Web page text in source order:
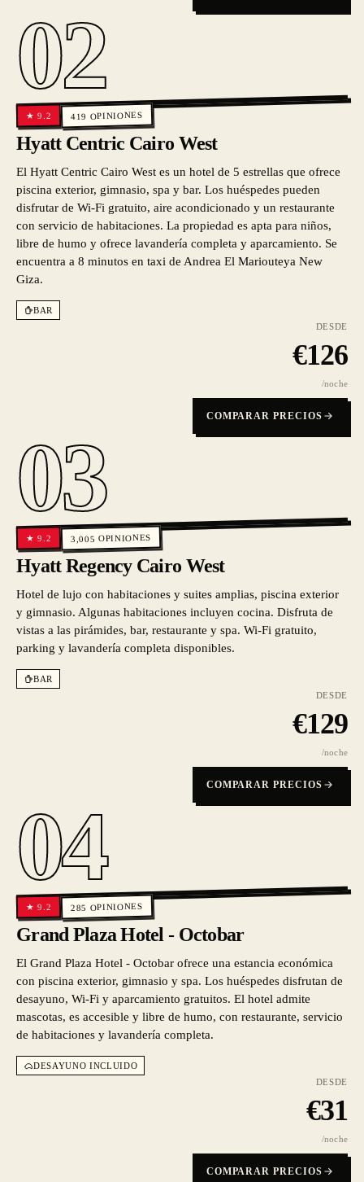
02
★9.2 419 OPINIONES
Hyatt Centric Cairo West
El Hyatt Centric Cairo West es un hotel de 5 estrellas que ofrece
piscina exterior, gimnasio, spa y bar. Los huéspedes pueden
disfrutar de Wi-Fi gratuito, aire acondicionado y un restaurante
con servicio de habitaciones. La propiedad es apta para niños,
libre de humo y ofrece lavandería completa y aparcamiento. Se
encuentra a 8 minutos en taxi de Andrea El Mariouteya New
Giza.
BAR
DESDE
€126
/noche
COMPARAR PRECIOS
03
★9.2 3,005 OPINIONES
Hyatt Regency Cairo West
Hotel de lujo con habitaciones y suites amplias, piscina exterior
y gimnasio. Algunas habitaciones incluyen cocina. Disfruta de
vistas a las pirámides, bar, restaurante y spa. Wi-Fi gratuito,
parking y lavandería completa disponibles.
BAR
DESDE
€129
/noche
COMPARAR PRECIOS
04
★9.2 285 OPINIONES
Grand Plaza Hotel - Octobar
El Grand Plaza Hotel - Octobar ofrece una estancia económica
con piscina exterior, gimnasio y spa. Los huéspedes disfrutan de
desayuno, Wi-Fi y aparcamiento gratuitos. El hotel admite
mascotas, es accesible y libre de humo, con restaurante, servicio
de habitaciones y lavandería completa.
DESAYUNO INCLUIDO
DESDE
€31
/noche
COMPARAR PRECIOS